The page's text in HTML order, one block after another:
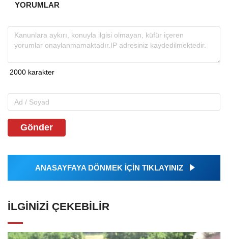
YORUMLAR
Gönder
ANASAYFAYA DÖNMEK İÇİN TIKLAYINIZ
İLGINIZI ÇEKEBILIR